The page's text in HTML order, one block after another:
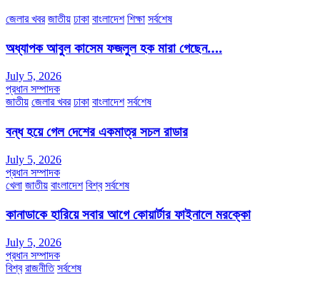
জেলার খবর জাতীয় ঢাকা বাংলাদেশ শিক্ষা সর্বশেষ
অধ্যাপক আবুল কাসেম ফজলুল হক মারা গেছেন….
July 5, 2026
প্রধান সম্পাদক
জাতীয় জেলার খবর ঢাকা বাংলাদেশ সর্বশেষ
বন্ধ হয়ে গেল দেশের একমাত্র সচল রাডার
July 5, 2026
প্রধান সম্পাদক
খেলা জাতীয় বাংলাদেশ বিশ্ব সর্বশেষ
কানাডাকে হারিয়ে সবার আগে কোয়ার্টার ফাইনালে মরক্কো
July 5, 2026
প্রধান সম্পাদক
বিশ্ব রাজনীতি সর্বশেষ